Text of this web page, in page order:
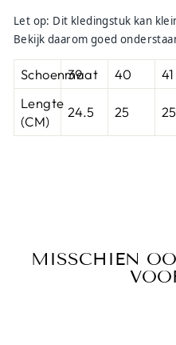
Let op: Dit kledingstuk kan
Bekijk daarom goed
Schoenmaat
39 40 41
Lengte
(CM)
24.5 25
MISSCHIEN